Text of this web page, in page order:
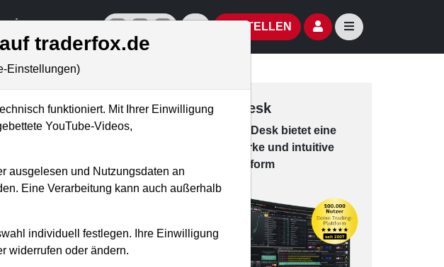
offizielle Social Media-AccountsAktien- und Artikelsuche öffnen
BESTELLEN Seitennavigation
richtig
Trading-Desk
Desk bie­tet eine
leis­tungs­star­ke und in­tui­tive
Han­dels­platt­form
traderfox.de
Einstellungen)
funktioniert. Mit Ihrer Einwilligung
YouTube-Videos,
ausgelesen und Nutzungsdaten an
Eine Verarbeitung kann auch außerhalb
individuell festlegen. Ihre Einwilligung
widerrufen oder ändern.